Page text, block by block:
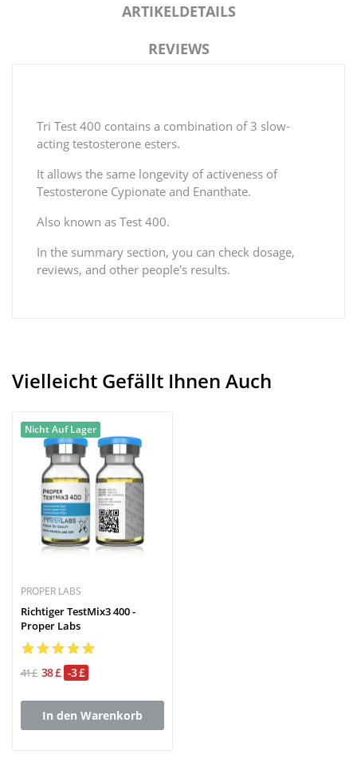
ARTIKELDETAILS
REVIEWS
Tri Test 400 contains a combination of 3 slow-
acting testosterone esters.
It allows the same longevity of activeness of
Testosterone Cypionate and Enanthate.
Also known as Test 400.
In the summary section, you can check dosage,
reviews, and other people's results.
Vielleicht Gefällt Ihnen Auch
Nicht Auf Lager
PROPER LABS
Richtiger TestMix3 400 -
Proper Labs
41 £ 38 £ -3 £
In den Warenkorb